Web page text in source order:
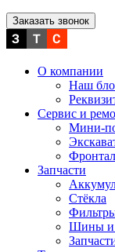
Заказать звонок
О компании
Наш
Сервис и
Мини-
Запчасти
Стёкла
Шины и